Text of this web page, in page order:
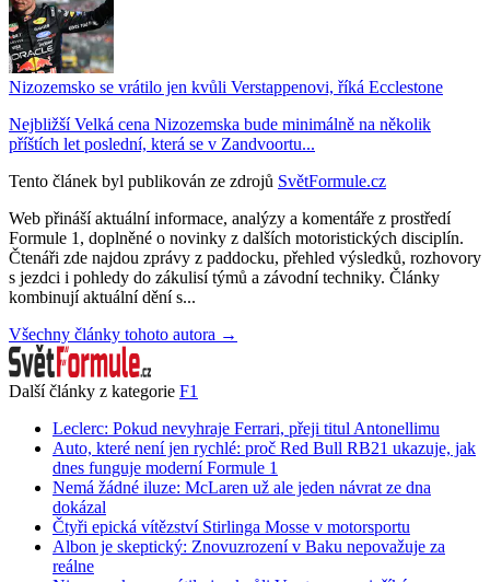
Nizozemsko se vrátilo jen kvůli Verstappenovi, říká Ecclestone
Nejbližší Velká cena Nizozemska bude minimálně na několik
příštích let poslední, která se v Zandvoortu...
Tento článek byl publikován ze zdrojů SvětFormule.cz
Web přináší aktuální informace, analýzy a komentáře z prostředí
Formule 1, doplněné o novinky z dalších motoristických disciplín.
Čtenáři zde najdou zprávy z paddocku, přehled výsledků, rozhovory
s jezdci i pohledy do zákulisí týmů a závodní techniky. Články
kombinují aktuální dění s...
Všechny články tohoto autora →
Další články z kategorie F1
Leclerc: Pokud nevyhraje Ferrari, přeji titul Antonellimu
Auto, které není jen rychlé: proč Red Bull RB21 ukazuje, jak
dnes funguje moderní Formule 1
Nemá žádné iluze: McLaren už ale jeden návrat ze dna
dokázal
Čtyři epická vítězství Stirlinga Mosse v motorsportu
Albon je skeptický: Znovuzrození v Baku nepovažuje za
reálne